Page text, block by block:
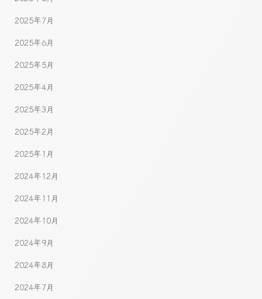
2025年7月
2025年6月
2025年5月
2025年4月
2025年3月
2025年2月
2025年1月
2024年12月
2024年11月
2024年10月
2024年9月
2024年8月
2024年7月